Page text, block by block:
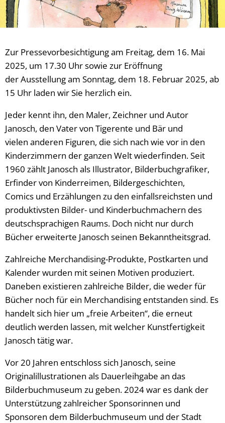
Zur Pressevorbesichtigung am Freitag, dem 16. Mai
2025, um 17.30 Uhr sowie zur Eröffnung
der Ausstellung am Sonntag, dem 18. Februar 2025, ab
15 Uhr laden wir Sie herzlich ein.
Jeder kennt ihn, den Maler, Zeichner und Autor
Janosch, den Vater von Tigerente und Bär und
vielen anderen Figuren, die sich nach wie vor in den
Kinderzimmern der ganzen Welt wiederfinden. Seit
1960 zählt Janosch als Illustrator, Bilderbuchgrafiker,
Erfinder von Kinderreimen, Bildergeschichten,
Comics und Erzählungen zu den einfallsreichsten und
produktivsten Bilder- und Kinderbuchmachern des
deutschsprachigen Raums. Doch nicht nur durch
Bücher erweiterte Janosch seinen Bekanntheitsgrad.
Zahlreiche Merchandising-Produkte, Postkarten und
Kalender wurden mit seinen Motiven produziert.
Daneben existieren zahlreiche Bilder, die weder für
Bücher noch für ein Merchandising entstanden sind. Es
handelt sich hier um „freie Arbeiten“, die erneut
deutlich werden lassen, mit welcher Kunstfertigkeit
Janosch tätig war.
Vor 20 Jahren entschloss sich Janosch, seine
Originalillustrationen als Dauerleihgabe an das
Bilderbuchmuseum zu geben. 2024 war es dank der
Unterstützung zahlreicher Sponsorinnen und
Sponsoren dem Bilderbuchmuseum und der Stadt